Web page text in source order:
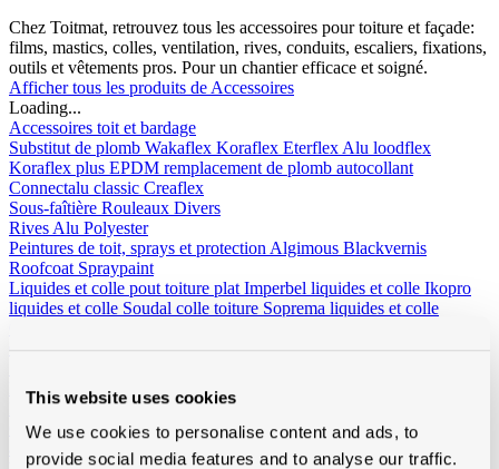
This website uses cookies
We use cookies to personalise content and ads, to
provide social media features and to analyse our traffic.
Chez Toitmat, retrouvez tous les accessoires pour toiture et façade:
films, mastics, colles, ventilation, rives, conduits, escaliers, fixations,
outils et vêtements pros. Pour un chantier efficace et soigné.
Afficher tous les produits de Accessoires
Loading...
Accessoires toit et bardage
Substitut de plomb Wakaflex Koraflex Eterflex Alu loodflex
Koraflex plus EPDM remplacement de plomb autocollant
Connectalu classic Creaflex
Sous-faîtière Rouleaux Divers
Rives Alu Polyester
Peintures de toit, sprays et protection Algimous Blackvernis
Roofcoat Spraypaint
Liquides et colle pout toiture plat Imperbel liquides et colle Ikopro
liquides et colle Soudal colle toiture Soprema liquides et colle
Gas
Hybrid Polymeer
Imperméabilisationfillcoatpolycolorit
Gouttières plastique, RWAGouttièresRWAPE tuyaux et
accessoires